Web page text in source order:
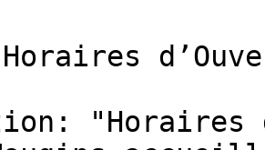
"Horaires